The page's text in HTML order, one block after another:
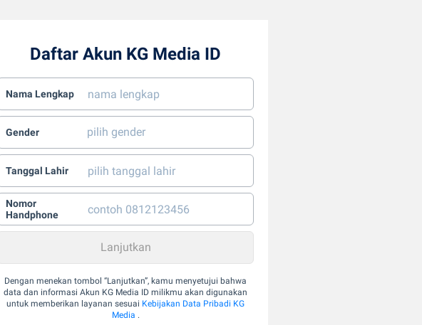
Daftar Akun KG Media ID
Nama Lengkap
Gender
Tanggal Lahir
Nomor
Handphone
Dengan menekan tombol “Lanjutkan”, kamu menyetujui bahwa
data dan informasi Akun KG Media ID milikmu akan digunakan
untuk memberikan layanan sesuai Kebijakan Data Pribadi KG
Media .